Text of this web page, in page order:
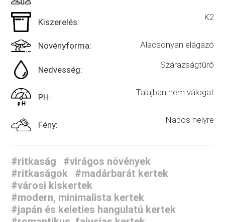
Kiszerelés: K2
Növényforma: Alacsonyan elágazó
Nedvesség: Szárazságtűrő
PH: Talajban nem válogat
Fény: Napos helyre
#ritkaság
#virágos növények
#ritkaságok
#madárbarát kertek
#városi kiskertek
#modern, minimalista kertek
#japán és keleties hangulatú kertek